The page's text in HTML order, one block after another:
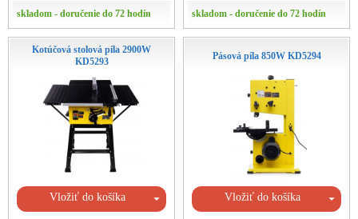
skladom - doručenie do 72 hodín skladom - doručenie do 72 hodín
Kotúčová stolová píla 2900W
KD5293
Vložiť do košíka
Pásová píla 850W KD5294
Vložiť do košíka